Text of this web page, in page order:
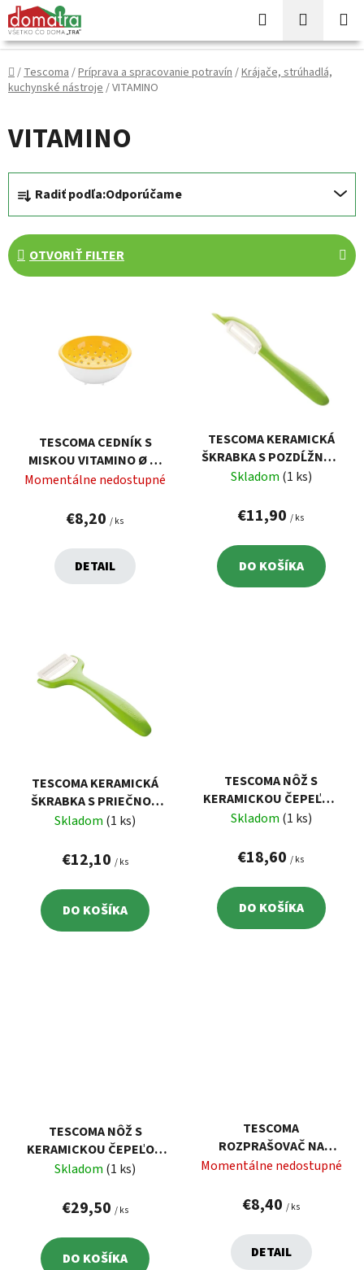
Prejsť
na
obsah
Hľadať
KOŠÍK
Domov
/Tescoma/Príprava a spracovanie potravín/Krájače, strúhadlá,
kuchynské nástroje/VITAMINO
VITAMINO
R
d
e
n
Radiť podľa:Odporúčame
OTVORIŤ FILTER
TESCOMA CEDNÍK S
MISKOU VITAMINO Ø 20
CM, 2.0 L
Momentálne nedostupné
€8,20 / ks
DETAIL
TESCOMA KERAMICKÁ
ŠKRABKA S POZDĹŽNOU
ČEPEĽOU VITAMINO
Skladom (1 ks)
€11,90 / ks
DO KOŠÍKA
TESCOMA KERAMICKÁ
ŠKRABKA S PRIEČNOU
ČEPEĽOU VITAMINO
Skladom (1 ks)
€12,10 / ks
DO KOŠÍKA
TESCOMA NÔŽ S
KERAMICKOU ČEPEĽOU
VITAMINO 12 CM
Skladom (1 ks)
€18,60 / ks
DO KOŠÍKA
TESCOMA NÔŽ S
KERAMICKOU ČEPEĽOU
VITAMINO 15 CM
Skladom (1 ks)
€29,50 / ks
DO KOŠÍKA
TESCOMA
ROZPRAŠOVAČ NA
CITRUSOVÚ ŠŤAVU
Momentálne nedostupné
€8,40 / ks
DETAIL